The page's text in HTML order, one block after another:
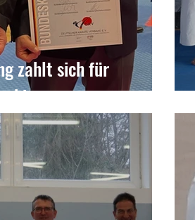
zahlt sich für
aus